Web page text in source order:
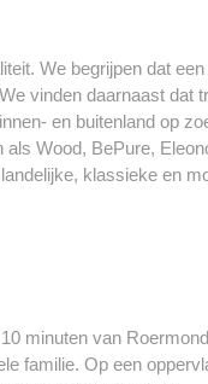
We begrijpen dat
vinden daarnaast
en buitenland op
Wood, BePure,
klassieke en
minuten van
familie. Op een